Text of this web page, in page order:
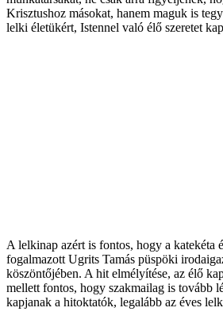
Krisztushoz másokat, hanem maguk is
lelki életükért, Istennel való élő szeretet
A lelkinap azért is fontos, hogy a katekéta
fogalmazott Ugrits Tamás püspöki
köszöntőjében. A hit elmélyítése, az élő
mellett fontos, hogy szakmailag is tovább
kapjanak a hitoktatók, legalább az éves